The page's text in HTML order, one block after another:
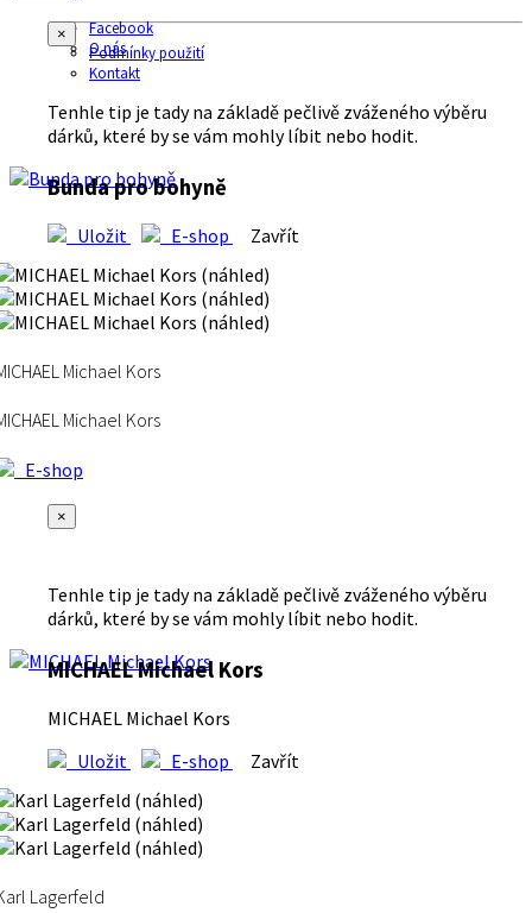
Facebook
O nás
Podmínky použití
Kontakt
×
Tenhle tip je tady na základě pečlivě zváženého výběru
dárků, které by se vám mohly líbit nebo hodit.
Bunda pro bohyně
Uložit E-shop Zavřít
Michael Kors
Michael Kors
E-shop
×
Tenhle tip je tady na základě pečlivě zváženého výběru
dárků, které by se vám mohly líbit nebo hodit.
MICHAEL Michael Kors
MICHAEL Michael Kors
Uložit
E-shop Zavřít
Lagerfeld